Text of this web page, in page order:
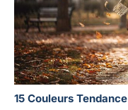
15 Couleurs